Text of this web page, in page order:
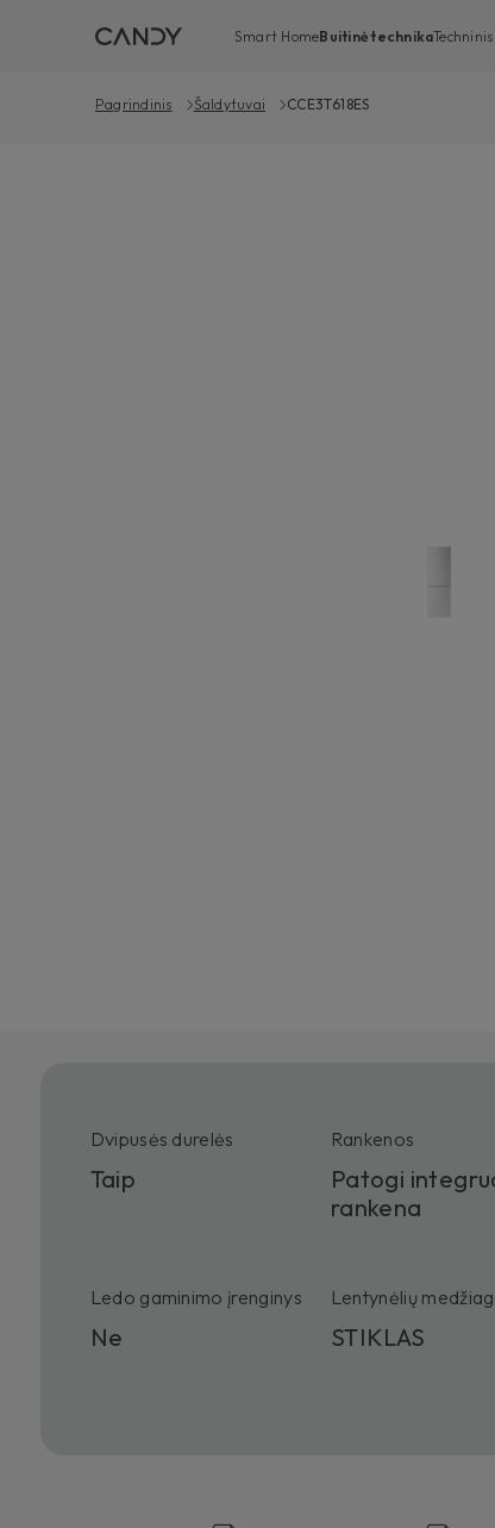
Smart HomeBuitinė technika
Pagrindinis Šaldytuvai CCE3T618ES
Dvipusės durelės
Taip
Rankenos
Patogi
rankena
Ledo gaminimo įrenginys
Ne
Lentynėlių
STIKLAS